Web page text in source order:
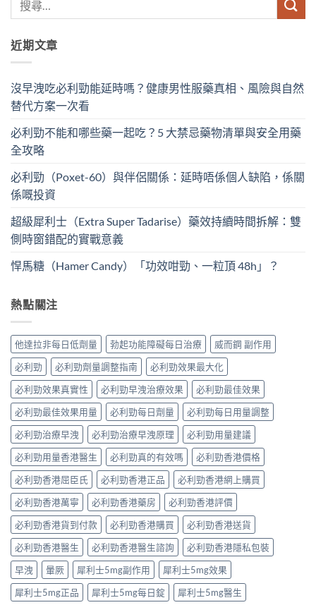
近期文章
沒早洩吃必利勁能延時嗎？健康男性服藥真相、風險與自然
替代方案一次看
必利勁不能和哪些藥一起吃？5 大禁忌藥物清單與安全用藥
全攻略
必利勁（Poxet-60）與伴侶關係：延時唔係個人缺陷，係關
係嘅投資
超級犀利士（Extra Super Tadarise）藥效持續時間拆解：雙
側時窗錯配的實戰意義
悍馬糖（Hamer Candy）「功效咁勁、一粒頂 48h」？
熱點關注
他達拉非每日低劑量 勃起功能障礙每日治療
威而鋼 副作用
必利勁
必利勁劑量調整指南
必利勁效果最大化
必利勁效果真實性
必利勁早洩治療效果
必利勁最佳效果
必利勁最佳效果用量
必利勁每日劑量
必利勁每日用量調整
必利勁治療早洩
必利勁治療早洩原理
必利勁用量建議
必利勁用量香港醫生
必利勁真的有效嗎
必利勁香港價格
必利勁香港屈臣氏
必利勁香港正品
必利勁香港網上購買
必利勁香港萬寧
必利勁香港藥房
必利勁香港評價
必利勁香港貨到付款
必利勁香港購買
必利勁香港送貨
必利勁香港醫生
必利勁香港醫生諮詢
必利勁香港隱私包裝
早洩
暈厥 犀利士5mg副作用
犀利士5mg效果
犀利士5mg正品
犀利士5mg每日錠 犀利士5mg醫生